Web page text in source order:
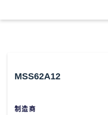
MSS62A12
制造商